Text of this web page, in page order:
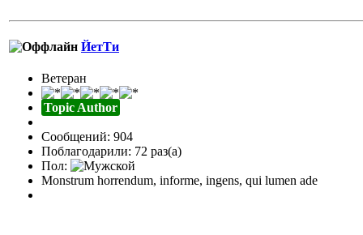
ЙетТи
Ветеран
Topic Author
Сообщений: 904
Поблагодарили: 72 раз(а)
Пол:
Monstrum horrendum, informe, ingens, qui lumen ade